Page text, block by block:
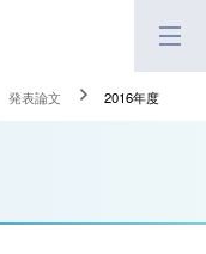
発表論文 2016年度